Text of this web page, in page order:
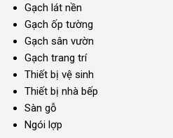
Gạch lát nền
Gạch ốp tường
Gạch sân vườn
Gạch trang trí
Thiết bị vệ sinh
Thiết bị nhà bếp
Sàn gỗ
Ngói lợp